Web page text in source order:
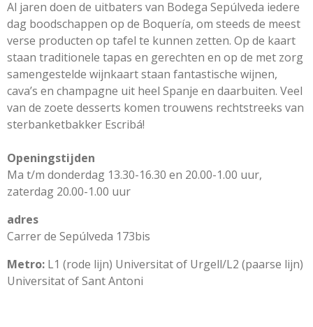
Al jaren doen de uitbaters van Bodega Sepúlveda iedere
dag boodschappen op de Boquería, om steeds de meest
verse producten op tafel te kunnen zetten. Op de kaart
staan traditionele tapas en gerechten en op de met zorg
samengestelde wijnkaart staan fantastische wijnen,
cava’s en champagne uit heel Spanje en daarbuiten. Veel
van de zoete desserts komen trouwens rechtstreeks van
sterbanketbakker Escribá!
Openingstijden
Ma t/m donderdag 13.30-16.30 en 20.00-1.00 uur,
zaterdag 20.00-1.00 uur
adres
Carrer de Sepúlveda 173bis
Metro: L1 (rode lijn) Universitat of Urgell/L2 (paarse lijn)
Universitat of Sant Antoni